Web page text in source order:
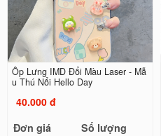
Ốp Lưng IMD Đổi Màu Laser - Mẫ
u Thú Nổi Hello Day
40.000 đ
Đơn giá
Số lượng